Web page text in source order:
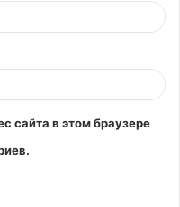
сайта в этом браузере